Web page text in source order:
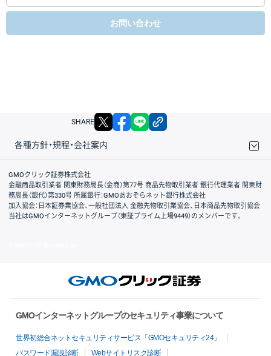
お問い合わせ
SHARE X facebook
各種方針・規程・会社案内
取引規程・約款
サイトマップ
その他のご案内
個人情報保護方針
最良執行方針
サイトのご利用について
ディスクレイマー
信託保全
リスク説明
会社案内
GMOクリック証券株式会社
金融商品取引業者 関東財務局長（金商）第77号 商品先物取引業者 銀行代理業者 関東財
務局長（銀代）第330号 所属銀行：GMOあおぞらネット銀行株式会社
加入協会：日本証券業協会、一般社団法人 金融先物取引業協会、日本商品先物取引協会
当社はGMOインターネットグループ（東証プライム上場9449）のメンバーです。
GMOインターネットグループのセキュリティ事業について
世界初総合ネットセキュリティサービス「GMOセキュリティ24」
パスワード漏洩診断
Webサイトリスク診断